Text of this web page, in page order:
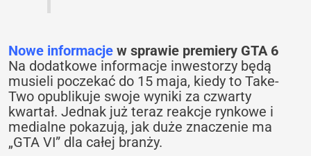
Nowe informacje w sprawie premiery GTA 6
Na dodatkowe informacje inwestorzy będą
musieli poczekać do 15 maja, kiedy to Take-
Two opublikuje swoje wyniki za czwarty
kwartał. Jednak już teraz reakcje rynkowe i
medialne pokazują, jak duże znaczenie ma
„GTA VI” dla całej branży.